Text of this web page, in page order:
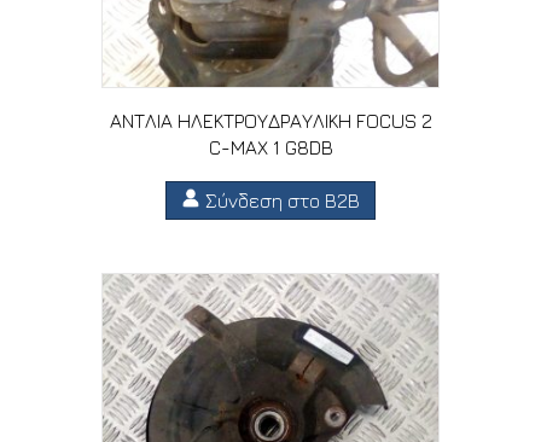
ΑΝΤΛΙΑ ΗΛΕΚΤΡΟΥΔΡΑΥΛΙΚΗ FOCUS 2
C-MAX 1 G8DB
Σύνδεση στο B2B